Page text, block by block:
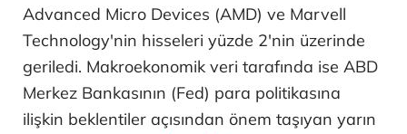
Advanced Micro Devices (AMD) ve Marvell
Technology'nin hisseleri yüzde 2'nin üzerinde
geriledi. Makroekonomik veri tarafında ise ABD
Merkez Bankasının (Fed) para politikasına
ilişkin beklentiler açısından önem taşıyan yarın